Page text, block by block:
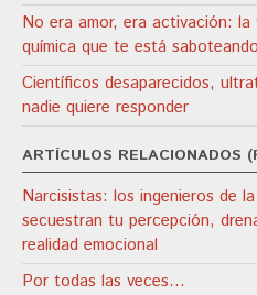
No era amor, era activación:
química que te está
Científicos desaparecidos,
nadie quiere responder
ARTÍCULOS RELACIONADOS
Narcisistas: los ingenieros de
secuestran tu percepción,
realidad emocional
Por todas las veces...